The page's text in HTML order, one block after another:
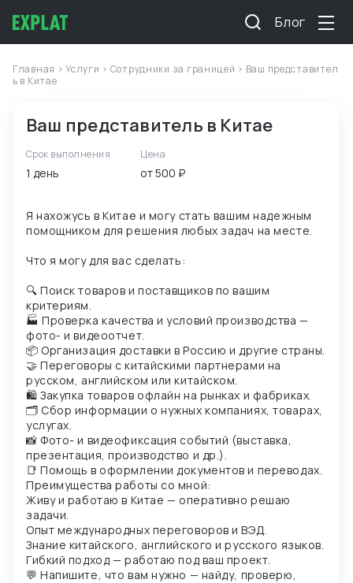
Блог
Главная >Услуги > Сотрудники за границей > Ваш представител
ь в Китае
Ваш представитель в Китае
Срок выполнения
1 день
Цена
от 500 ₽
Я нахожусь в Китае и могу стать вашим надежным
помощником для решения любых задач на месте.
Что я могу для вас сделать:
🔍 Поиск товаров и поставщиков по вашим
критериям.
🏭 Проверка качества и условий производства —
фото- и видеоотчет.
📦 Организация доставки в Россию и другие страны.
🤝 Переговоры с китайскими партнерами на
русском, английском или китайском.
🛍 Закупка товаров офлайн на рынках и фабриках.
🗂 Сбор информации о нужных компаниях, товарах,
услугах.
📸 Фото- и видеофиксация событий (выставка,
презентация, производство и др.).
📑 Помощь в оформлении документов и переводах.
Преимущества работы со мной:
Живу и работаю в Китае — оперативно решаю
задачи.
Опыт международных переговоров и ВЭД.
Знание китайского, английского и русского языков.
Гибкий подход — работаю под ваш проект.
💬 Напишите, что вам нужно — найду, проверю,